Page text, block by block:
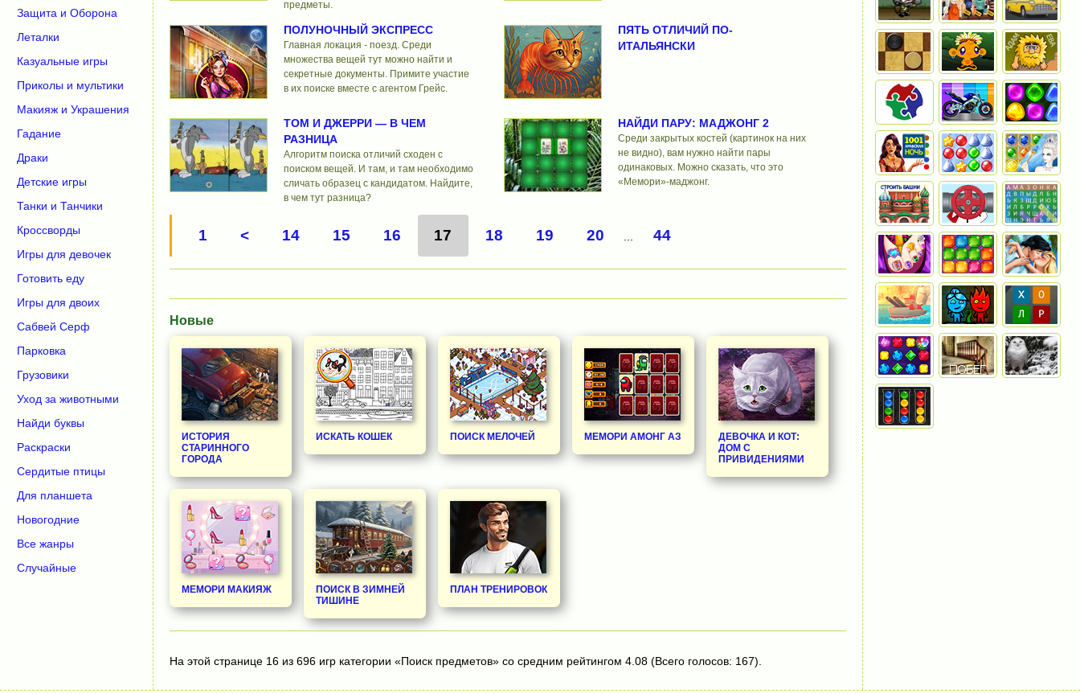
предметы.
ПОЛУНОЧНЫЙ ЭКСПРЕСС
Главная локация - поезд. Среди
множества вещей тут можно найти и
секретные документы. Примите участие
в их поиске вместе с агентом Грейс.
ПЯТЬ ОТЛИЧИЙ ПО-
ИТАЛЬЯНСКИ
ТОМ И ДЖЕРРИ — В ЧЕМ
РАЗНИЦА
Алгоритм поиска отличий сходен с
поиском вещей. И там, и там необходимо
сличать образец с кандидатом. Найдите,
в чем тут разница?
НАЙДИ ПАРУ: МАДЖОНГ 2
Среди закрытых костей (картинок на них
не видно), вам нужно найти пары
одинаковых. Можно сказать, что это
«Мемори»-маджонг.
1 < 14 15 16 17 18 19 20 44
Новые
ИСТОРИЯ
СТАРИННОГО
ГОРОДА
ИСКАТЬ КОШЕК ПОИСК МЕЛОЧЕЙ МЕМОРИ АМОНГ АЗ
ДЕВОЧКА И КОТ:
ДОМ С
ПРИВИДЕНИЯМИ
МЕМОРИ МАКИЯЖ
ПОИСК В ЗИМНЕЙ
ТИШИНЕ
ПЛАН ТРЕНИРОВОК
На этой странице 16 из 696 игр категории «Поиск предметов» со средним рейтингом 4.08 (Всего голосов: 167).
Защита и Оборона
Леталки
Казуальные игры
Приколы и мультики
Макияж и Украшения
Гадание
Драки
Детские игры
Танки и Танчики
Кроссворды
Игры для девочек
Готовить еду
Игры для двоих
Сабвей Серф
Парковка
Грузовики
Уход за животными
Найди буквы
Раскраски
Сердитые птицы
Для планшета
Новогодние
Все жанры
Случайные